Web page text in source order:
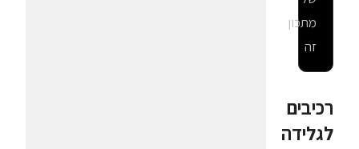
מתכון
זה
רכיבים
לגלידה